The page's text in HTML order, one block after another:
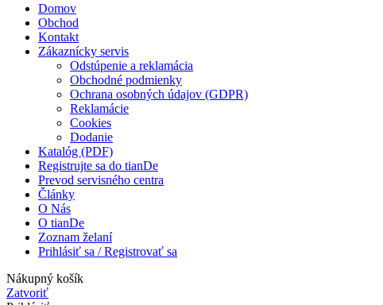
Domov
Obchod
Kontakt
Zákaznícky servis
Odstúpenie a reklamácia
Obchodné podmienky
Ochrana osobných údajov (GDPR)
Reklamácie
Cookies
Dodanie
Katalóg (PDF)
Registrujte sa do tianDe
Prevod servisného centra
Články
O Nás
O tianDe
Zoznam želaní
Prihlásiť sa / Registrovať sa
Nákupný košík
Zatvoriť